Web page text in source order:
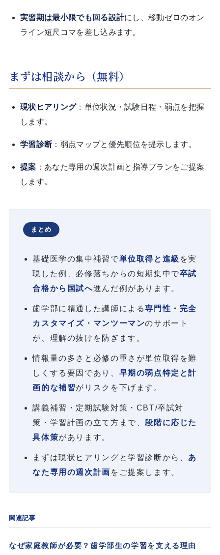
実習期は最小限でも回る設計にし、移動ゼロのオン
ライン短尺コマを差し込みます。
まずは相談から（無料）
現状ヒアリング：単位状況・試験日程・弱点を把握
します。
学習診断：弱点マップと優先順位を提示します。
提案 ：あなた専用の週次計画と指導プランをご提案
します。
まとめ
基礎医学の集中補習で単位取得と進級 を実
現した例、必修落ちからの短期集中で卒試
合格から国試へ進んだ例があります。
歯学部に精通した講師による専門性・完全
カスタマイズ・マンツーマンのサポート
が、理解の抜けを防ぎます。
情報量の多さと必修の重さが単位取得を難
しくする要因であり、 早期の弱点特定と計
画的な補習がリスクを下げます。
講義補習・定期試験対策・CBT/卒試対
策・学習計画の立て方まで、段階に応じた
具体策があります。
まずは現状ヒアリングと学習診断から、 あ
なた専用の週次計画 をご提案します。
関連記事
なぜ家庭教師が必要？歯学部生の学習を支える理由